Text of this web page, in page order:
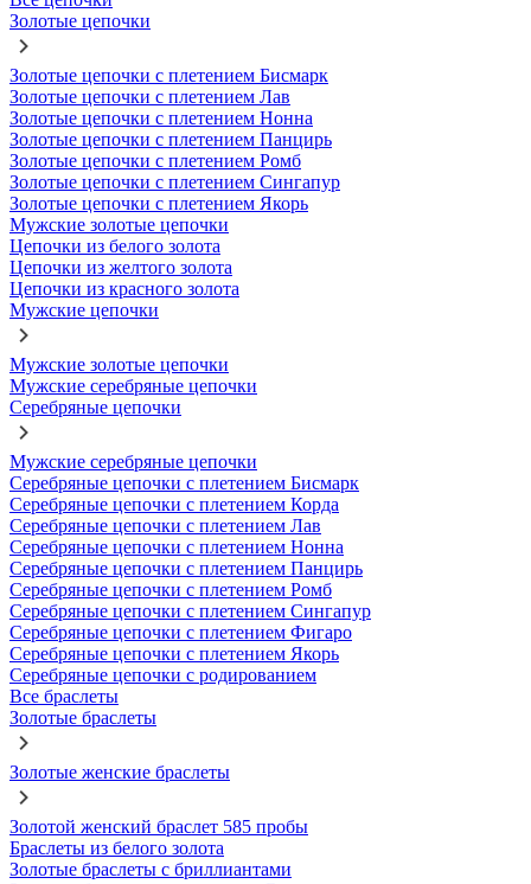
Золотые цепочки
Золотые цепочки с плетением Бисмарк
Золотые цепочки с плетением Лав
Золотые цепочки с плетением Нонна
Золотые цепочки с плетением Панцирь
Золотые цепочки с плетением Ромб
Золотые цепочки с плетением Сингапур
Золотые цепочки с плетением Якорь
Мужские золотые цепочки
Цепочки из белого золота
Цепочки из желтого золота
Цепочки из красного золота
Мужские цепочки
Мужские золотые цепочки
Мужские серебряные цепочки
Серебряные цепочки
Мужские серебряные цепочки
Серебряные цепочки с плетением Бисмарк
Серебряные цепочки с плетением Корда
Серебряные цепочки с плетением Лав
Серебряные цепочки с плетением Нонна
Серебряные цепочки с плетением Панцирь
Серебряные цепочки с плетением Ромб
Серебряные цепочки с плетением Сингапур
Серебряные цепочки с плетением Фигаро
Серебряные цепочки с плетением Якорь
Серебряные цепочки с родированием
Все браслеты
Золотые браслеты
Золотые женские браслеты
Золотой женский браслет 585 пробы
Браслеты из белого золота
Золотые браслеты с бриллиантами